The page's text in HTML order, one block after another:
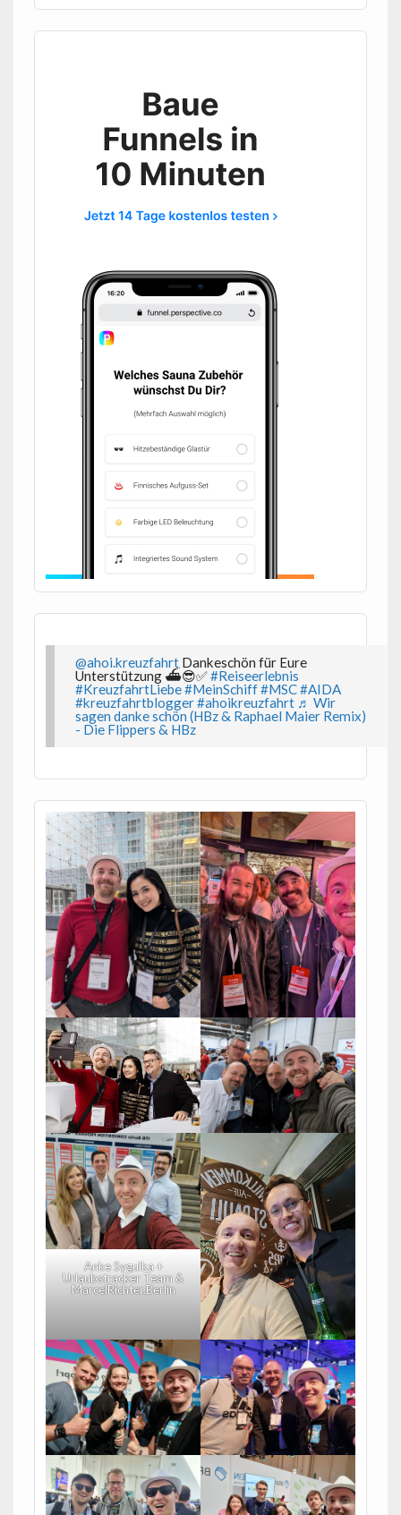
@ahoi.kreuzfahrt Dankeschön für Eure
Unterstützung ⛴️😎✅#Reiseerlebnis
#KreuzfahrtLiebe#MeinSchiff#MSC#AIDA
#kreuzfahrtblogger#ahoikreuzfahrt ♬ Wir
sagen danke schön (HBz & Raphael Maier Remix)
- Die Flippers & HBz
Anke Sygulka +
Urlaubstracker Team &
MarcelRichter.Berlin